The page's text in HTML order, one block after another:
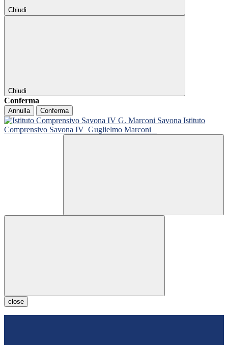
Chiudi
Chiudi
Conferma
Annulla Conferma
Istituto
Comprensivo Savona IV Guglielmo Marconi
close